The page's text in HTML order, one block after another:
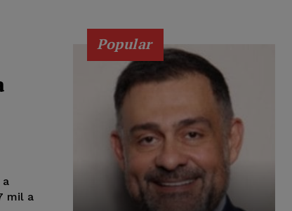
a
mil a
Popular